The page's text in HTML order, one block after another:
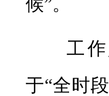
候”。
工作人
于“全时